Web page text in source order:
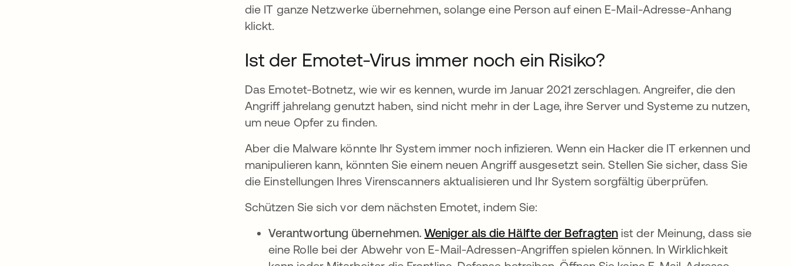
die IT ganze Netzwerke übernehmen, solange eine Person auf einen E-Mail-Adresse-Anhang
klickt.
Ist der Emotet-Virus immer noch ein Risiko?
Das Emotet-Botnetz, wie wir es kennen, wurde im Januar 2021 zerschlagen. Angreifer, die den
Angriff jahrelang genutzt haben, sind nicht mehr in der Lage, ihre Server und Systeme zu nutzen,
um neue Opfer zu finden.
Aber die Malware könnte Ihr System immer noch infizieren. Wenn ein Hacker die IT erkennen und
manipulieren kann, könnten Sie einem neuen Angriff ausgesetzt sein. Stellen Sie sicher, dass Sie
die Einstellungen Ihres Virenscanners aktualisieren und Ihr System sorgfältig überprüfen.
Schützen Sie sich vor dem nächsten Emotet, indem Sie:
Verantwortung übernehmen.Weniger als die Hälfte der Befragtenwird in einer neuen
ist der Meinung, dass sie
eine Rolle bei der Abwehr von E-Mail-Adressen-Angriffen spielen können. In Wirklichkeit